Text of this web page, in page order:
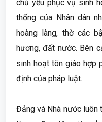
chủ yếu phục vụ sinh
thống của Nhân dân
hoàng làng, thờ các
hương, đất nước. Bên
sinh hoạt tôn giáo hợp
định của pháp luật.
Đảng và Nhà nước luôn